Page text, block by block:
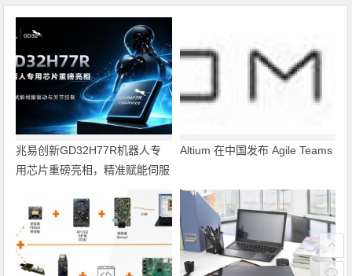
兆易创新GD32H77R机器人专
用芯片重磅亮相，精准赋能伺服
Altium 在中国发布 Agile Teams